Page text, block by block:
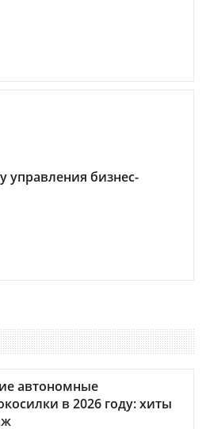
управления бизнес-
автономные
в 2026 году: хиты